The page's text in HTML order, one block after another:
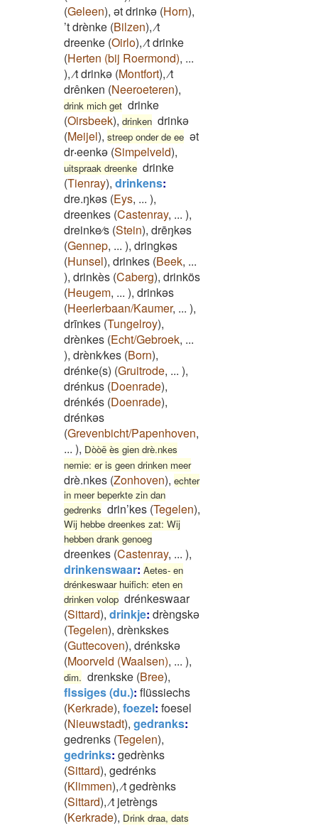
(Geleen), ət drinkə (Horn),
’t drènke (Bilzen),⁄t
dreenke (Oirlo),⁄t drinke
(Herten (bij Roermond), ...
),⁄t drinkə (Montfort),⁄t
drênken (Neeroeteren),
drink mich get drinke
(Oirsbeek), drinken drinkə
(Meijel), streep onder de ee ət
dr‧eenkə (Simpelveld),
uitspraak dreenke drinke
(Tienray), drinkens:
dre.ŋkəs (Eys, ... ),
dreenkes (Castenray, ... ),
dreinke⁄s (Stein), drēŋkəs
(Gennep, ... ), dringkəs
(Hunsel), drinkes (Beek, ...
), drinkès (Caberg), drinkös
(Heugem, ... ), drinkəs
(Heerlerbaan/Kaumer, ... ),
drīnkes (Tungelroy),
drènkes (Echt/Gebroek, ...
), drènk⁄kes (Born),
drénke(s) (Gruitrode, ... ),
drénkus (Doenrade),
drénkés (Doenrade),
drénkəs
(Grevenbicht/Papenhoven,
... ), Dòòë ès gien drè.nkes
nemie: er is geen drinken meer
drè.nkes (Zonhoven), echter
in meer beperkte zin dan
gedrenks drin’kes (Tegelen),
Wij hebbe dreenkes zat: Wij
hebben drank genoeg
dreenkes (Castenray, ... ),
drinkenswaar: Aetes- en
drénkeswaar huifich: eten en
drinken volop drénkeswaar
(Sittard), drinkje: drèngskə
(Tegelen), drènkskes
(Guttecoven), drénkskə
(Moorveld (Waalsen), ... ),
dim. drenkske (Bree),
flssiges (du.): flüssiechs
(Kerkrade), foezel: foesel
(Nieuwstadt), gedranks:
gedrenks (Tegelen),
gedrinks: gedrènks
(Sittard), gedrénks
(Klimmen),⁄t gedrènks
(Sittard),⁄t jetrèngs
(Kerkrade), Drink draa, dats